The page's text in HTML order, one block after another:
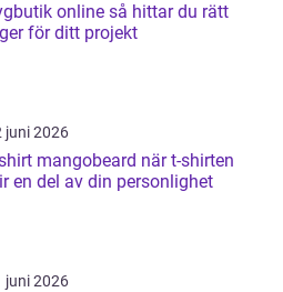
online så hittar du rätt
för ditt projekt
juni 2026
mangobeard när t-shirten
en del av din personlighet
juni 2026